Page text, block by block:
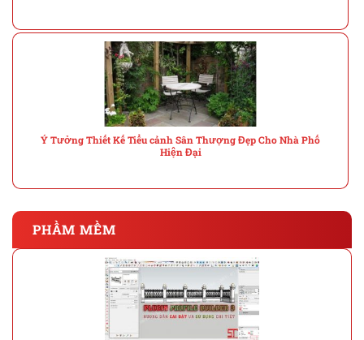
Ý Tưởng Thiết Kế Tiểu cảnh Sân Thượng Đẹp Cho Nhà Phố
Hiện Đại
PHẦM MỀM